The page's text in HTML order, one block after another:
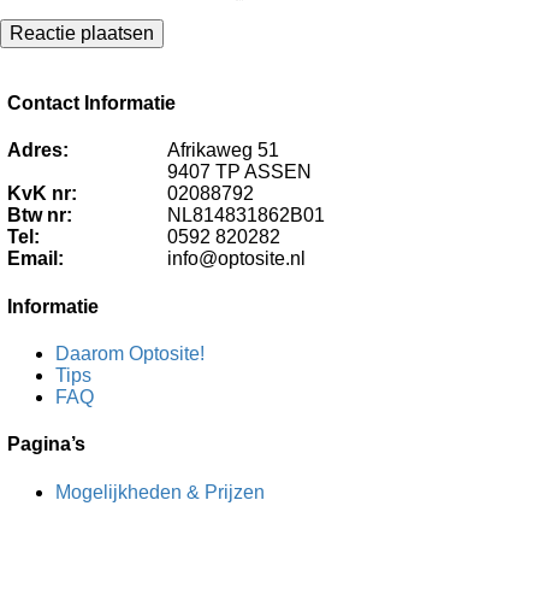
Contact Informatie
Adres:
Afrikaweg 51
9407 TP ASSEN
KvK nr:
02088792
Btw nr:
NL814831862B01
Tel:
0592 820282
Email:
info@optosite.nl
Informatie
Daarom Optosite!
Tips
FAQ
Pagina’s
Mogelijkheden & Prijzen